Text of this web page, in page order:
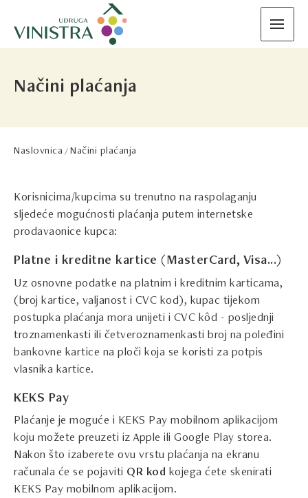
Načini plaćanja
Naslovnica Načini plaćanja
Korisnicima/kupcima su trenutno na raspolaganju
sljedeće mogućnosti plaćanja putem internetske
prodavaonice kupca:
Platne i kreditne kartice (MasterCard, Visa...)
Uz osnovne podatke na platnim i kreditnim karticama,
(broj kartice, valjanost i CVC kod), kupac tijekom
postupka plaćanja mora unijeti i CVC kôd - posljednji
troznamenkasti ili četveroznamenkasti broj na poleđini
bankovne kartice na ploči koja se koristi za potpis
vlasnika kartice.
KEKS Pay
Plaćanje je moguće i KEKS Pay mobilnom aplikacijom
koju možete preuzeti iz Apple ili Google Play storea.
Nakon što izaberete ovu vrstu plaćanja na ekranu
računala će se pojaviti QR kod kojega ćete skenirati
KEKS Pay mobilnom aplikacijom.